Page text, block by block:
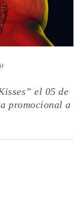
el 05 de
promocional a